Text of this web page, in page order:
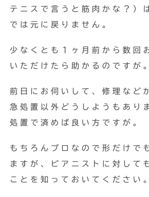
テニスで言うと筋肉かな？）
では元に戻りません。
少なくとも１ヶ月前から数回
いただけたら助かるのですが
前日にお伺いして、修理など
急処置以外どうしようもあり
処置で済めば良い方ですが。
もちろんプロなので形だけで
ますが、ピアニストに対して
ことを知っておいてください。